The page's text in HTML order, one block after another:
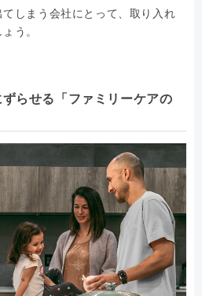
しまう会社にとって、取り入れ
う。
らせる「ファミリーケアの